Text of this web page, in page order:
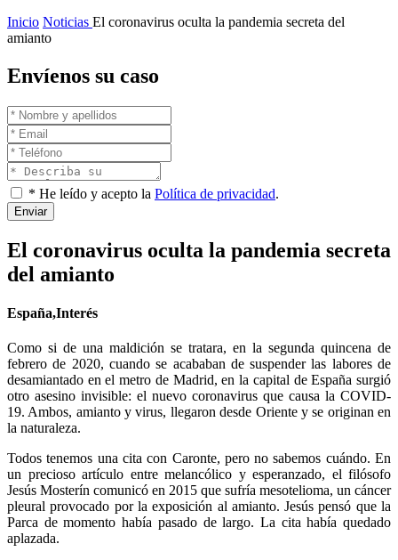
Inicio Noticias El coronavirus oculta la pandemia secreta del
amianto
Envíenos su caso
* He leído y acepto la Política de privacidad.
Enviar
El coronavirus oculta la pandemia secreta
del amianto
España,Interés
Como si de una maldición se tratara, en la segunda quincena de
febrero de 2020, cuando se acababan de suspender las labores de
desamiantado en el metro de Madrid, en la capital de España surgió
otro asesino invisible: el nuevo coronavirus que causa la COVID-
19. Ambos, amianto y virus, llegaron desde Oriente y se originan en
la naturaleza.
Todos tenemos una cita con Caronte, pero no sabemos cuándo. En
un precioso artículo entre melancólico y esperanzado, el filósofo
Jesús Mosterín comunicó en 2015 que sufría mesotelioma, un cáncer
pleural provocado por la exposición al amianto. Jesús pensó que la
Parca de momento había pasado de largo. La cita había quedado
aplazada.